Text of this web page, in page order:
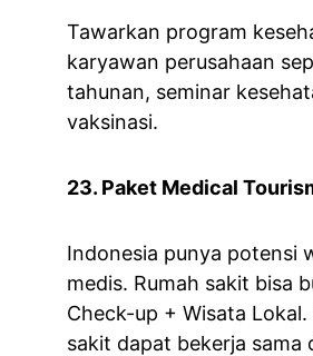
Tawarkan program
karyawan perusahaan
tahunan, seminar
vaksinasi.
23. Paket Medical
Indonesia punya potensi
medis. Rumah sakit bisa
Check-up + Wisata Lokal.
sakit dapat bekerja sama